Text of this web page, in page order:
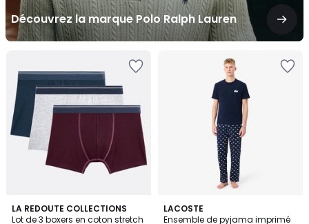
Découvrez la marque Polo Ralph Lauren
LA REDOUTE COLLECTIONS
Lot de 3 boxers en coton stretch
4,5
/ 5
LACOSTE
Ensemble de pyjama imprimé